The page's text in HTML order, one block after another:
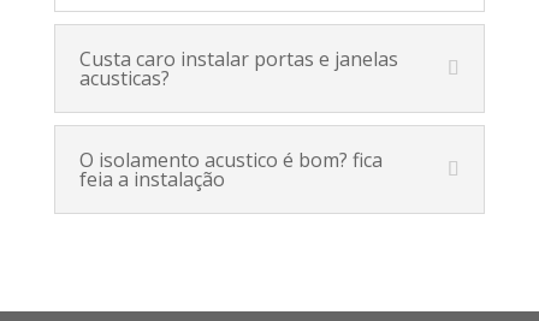
Custa caro instalar portas e janelas
acusticas?
O isolamento acustico é bom? fica
feia a instalação